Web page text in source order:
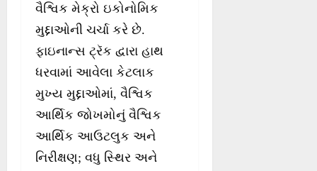
વૈશ્વિક મેક્રો ઇકોનોમિક
મુદ્દાઓની ચર્ચા કરે છે.
ફાઇનાન્સ ટ્રૅક દ્વારા હાથ
ધરવામાં આવેલા કેટલાક
મુખ્ય મુદ્દાઓમાં, વૈશ્વિક
આર્થિક જોખમોનું વૈશ્વિક
આર્થિક આઉટલુક અને
નિરીક્ષણ; વધુ સ્થિર અને